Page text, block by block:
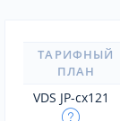
ТАРИФНЫЙ
ПЛАН
VDS JP-cx121